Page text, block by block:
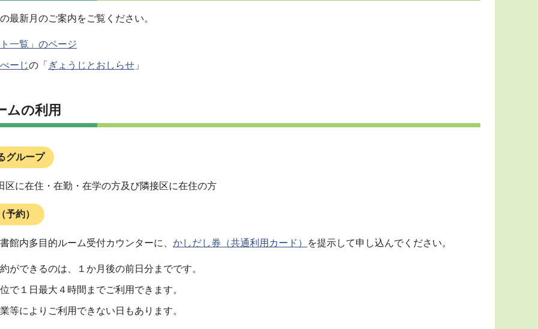
最新月のご案内をご覧ください。
一覧」のページ
ーじの「 ぎょうじとおしらせ 」
ムの利用
グループ
区に在住・在勤・在学の方及び隣接区に在住の方
予約）
館内多目的ルーム受付カウンターに、 かしだし券（共通利用カード） を提示して申し込んでください。
ができるのは、１か月後の前日分までです。
で１日最大４時間までご利用できます。
等によりご利用できない日もあります。